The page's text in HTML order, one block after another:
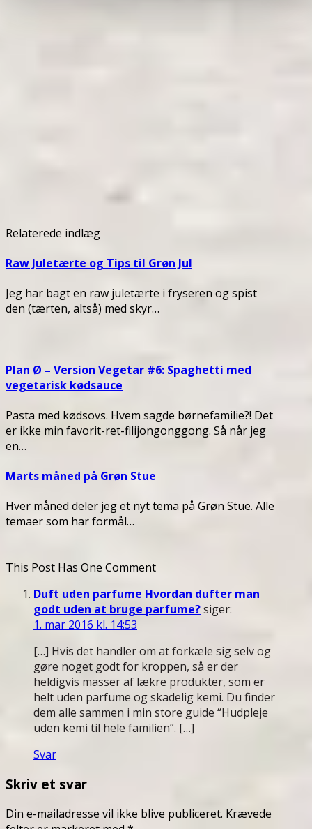
Relaterede indlæg
Raw Juletærte og Tips til Grøn Jul
Jeg har bagt en raw juletærte i fryseren og spist
den (tærten, altså) med skyr…
Plan Ø – Version Vegetar #6: Spaghetti med
vegetarisk kødsauce
Pasta med kødsovs. Hvem sagde børnefamilie?! Det
er ikke min favorit-ret-filijongonggong. Så når jeg
en…
Marts måned på Grøn Stue
Hver måned deler jeg et nyt tema på Grøn Stue. Alle
temaer som har formål…
This Post Has One Comment
Duft uden parfume Hvordan dufter man
godt uden at bruge parfume?siger:
1. mar 2016 kl. 14:53
[…] Hvis det handler om at forkæle sig selv og
gøre noget godt for kroppen, så er der
heldigvis masser af lækre produkter, som er
helt uden parfume og skadelig kemi. Du finder
dem alle sammen i min store guide “Hudpleje
uden kemi til hele familien”. […]
Svar
Skriv et svar
Din e-mailadresse vil ikke blive publiceret. Krævede